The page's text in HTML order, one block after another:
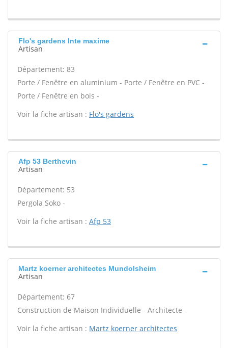
Flo's gardens Inte maxime
Artisan
Département: 83
Porte / Fenêtre en aluminium - Porte / Fenêtre en PVC -
Porte / Fenêtre en bois -
Voir la fiche artisan : Flo's gardens
Afp 53 Berthevin
Artisan
Département: 53
Pergola Soko -
Voir la fiche artisan : Afp 53
Martz koerner architectes Mundolsheim
Artisan
Département: 67
Construction de Maison Individuelle - Architecte -
Voir la fiche artisan : Martz koerner architectes